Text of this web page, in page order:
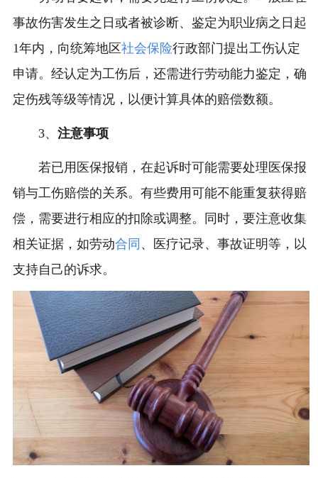
事故伤害发生之日或者被诊断、鉴定为职业病之日起
1年内，向统筹地区社会保险行政部门提出工伤认定
申请。经认定为工伤后，还需进行劳动能力鉴定，确
定伤残等级等情况，以便计算具体的赔偿数额。
3、 注意事项
若已用医保报销，在起诉时可能需要处理医保报
销与工伤赔偿的关系。有些费用可能不能重复获得赔
偿，需要进行相应的扣除或调整。同时，要注意收集
相关证据，如劳动合同 、医疗记录、事故证明等，以
支持自己的诉求。